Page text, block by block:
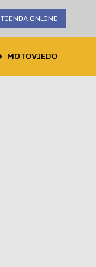
TIENDA ONLINE
MOTOVIEDO